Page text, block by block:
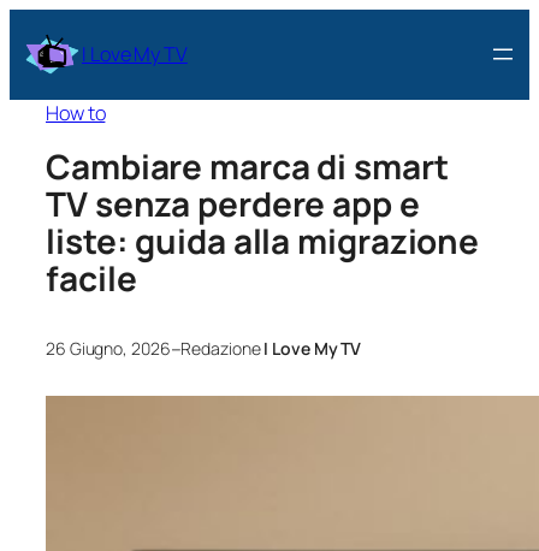
I Love My TV
How to
Cambiare marca di smart
TV senza perdere app e
liste: guida alla migrazione
facile
26 Giugno, 2026–RedazioneI Love My TV